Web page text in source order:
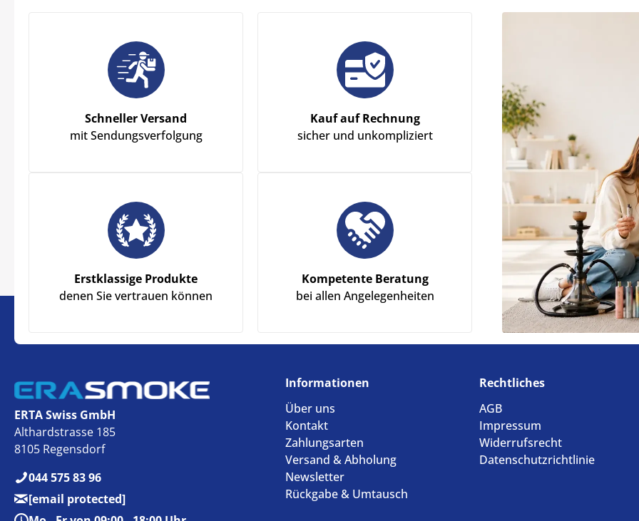
Schneller Versand
mit Sendungsverfolgung
Kauf auf Rechnung
sicher und unkompliziert
Erstklassige Produkte
denen Sie vertrauen können
Kompetente Beratung
bei allen Angelegenheiten
ERTA Swiss GmbH
Althardstrasse 185
8105 Regensdorf
044 575 83 96
[email protected]
Informationen
Über uns
Kontakt
Zahlungsarten
Versand & Abholung
Newsletter
Rückgabe & Umtausch
Rechtliches
AGB
Impressum
Widerrufsrecht
Datenschutzrichtlinie